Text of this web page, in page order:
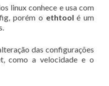
linux conhece e usa com
porém o ethtoolé um
das configurações
como a velocidade e o